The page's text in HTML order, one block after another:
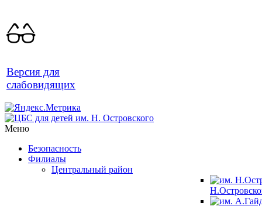
Версия для
слабовидящих
Меню
Безопасность
Филиалы
Центральный район